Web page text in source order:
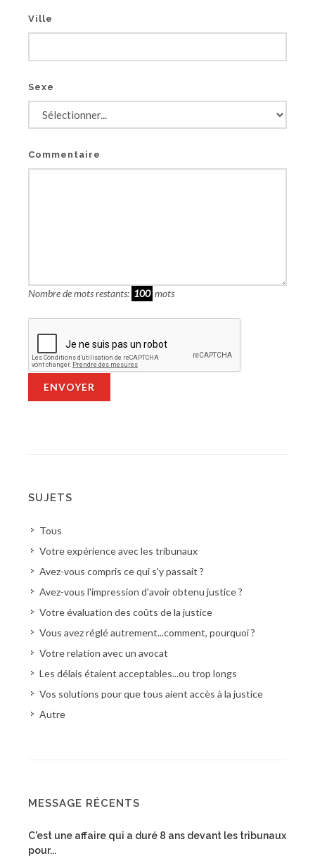
Ville
Sexe
Commentaire
Nombre de mots restants: 100 mots
ENVOYER
SUJETS
Tous
Votre expérience avec les tribunaux
Avez-vous compris ce qui s'y passait ?
Avez-vous l'impression d'avoir obtenu justice ?
Votre évaluation des coûts de la justice
Vous avez réglé autrement...comment, pourquoi ?
Votre relation avec un avocat
Les délais étaient acceptables...ou trop longs
Vos solutions pour que tous aient accès à la justice
Autre
MESSAGE RÉCENTS
C'est une affaire qui a duré 8 ans devant les tribunaux
pour...